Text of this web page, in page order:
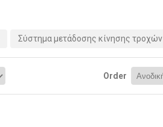
Σύστημα μετάδοσης κίνησης τροχών
Order